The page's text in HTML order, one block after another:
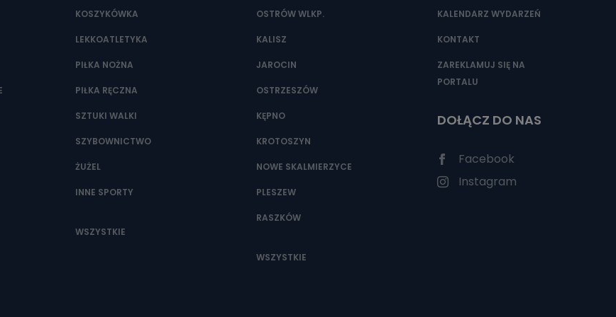
KOSZYKÓWKA
LEKKOATLETYKA
PIŁKA NOŻNA
PIŁKA RĘCZNA
SZTUKI WALKI
SZYBOWNICTWO
ŻUŻEL
INNE SPORTY
WSZYSTKIE
OSTRÓW WLKP.
KALISZ
JAROCIN
OSTRZESZÓW
KĘPNO
KROTOSZYN
NOWE SKALMIERZYCE
PLESZEW
RASZKÓW
WSZYSTKIE
KALENDARZ WYDARZEŃ
KONTAKT
ZAREKLAMUJ SIĘ NA
PORTALU
DOŁĄCZ DO NAS
Facebook
Instagram